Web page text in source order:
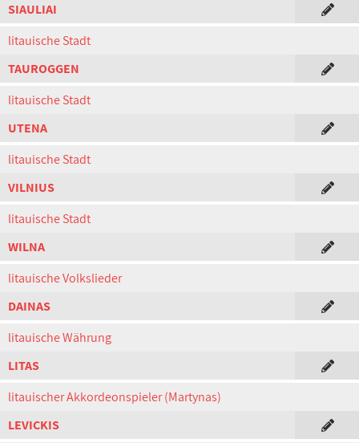
SIAULIAI
litauische Stadt
TAUROGGEN
litauische Stadt
UTENA
litauische Stadt
VILNIUS
litauische Stadt
WILNA
litauische Volkslieder
DAINAS
litauische Währung
LITAS
litauischer Akkordeonspieler (Martynas)
LEVICKIS